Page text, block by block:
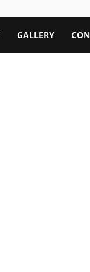
GALLERY